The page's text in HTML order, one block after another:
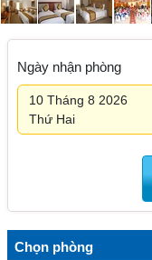
Ngày nhận phòng
10 Tháng 8 2026
Thứ Hai
Chọn phòng